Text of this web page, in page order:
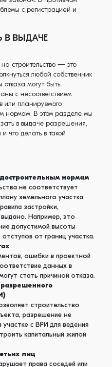
с регистрацией и
В ВЫДАЧЕ
строительство — это
любой собственник
отказа могут быть
с несоответствием
или планируемого
нормам. В этом разделе мы
в выдаче разрешения,
что делать в такой
нормам
не соответствует
земельного участка
застройки,
Например, это
допустимой высоты
от границ участка.
ошибки в проектной
данных в
стать причиной отказа.
строительство
разрешение не
с ВРИ для ведения
капитальный жилой
лиц
права соседей или